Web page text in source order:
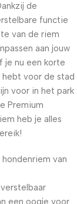
de
functie
van de riem
aan jouw
je nu een korte
voor de stad
voor in het park
Premium
heb je alles
van
een oogje voor